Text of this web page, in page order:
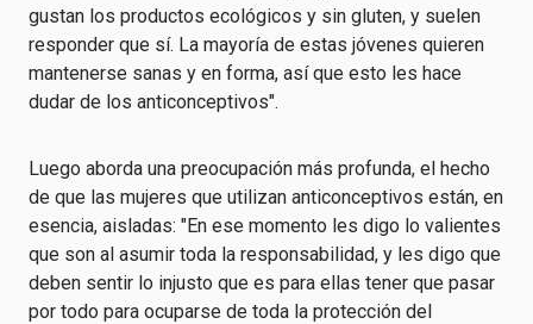
gustan los productos ecológicos y sin gluten, y suelen
responder que sí. La mayoría de estas jóvenes quieren
mantenerse sanas y en forma, así que esto les hace
dudar de los anticonceptivos".
Luego aborda una preocupación más profunda, el hecho
de que las mujeres que utilizan anticonceptivos están, en
esencia, aisladas: "En ese momento les digo lo valientes
que son al asumir toda la responsabilidad, y les digo que
deben sentir lo injusto que es para ellas tener que pasar
por todo para ocuparse de toda la protección del